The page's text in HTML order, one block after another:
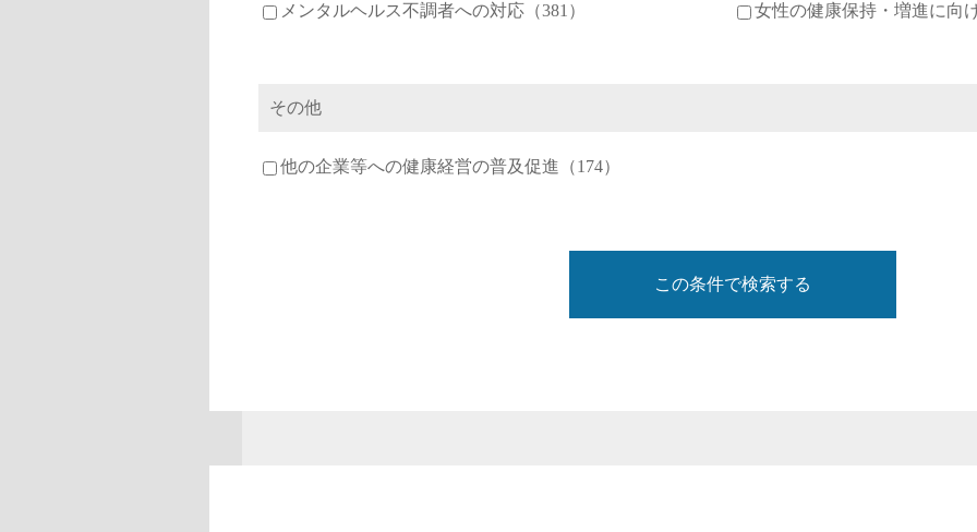
メンタルヘルス不調者への対応（381）
女性の健康保持・増進に向
その他
他の企業等への健康経営の普及促進（174）